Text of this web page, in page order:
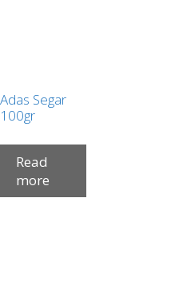
Adas Segar
100gr
Read
more